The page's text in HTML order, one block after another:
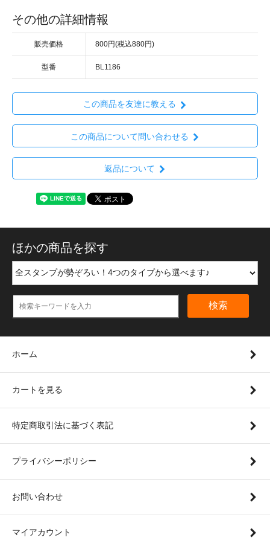
その他の詳細情報
販売価格 800円(税込880円)
型番 BL1186
この商品を友達に教える
この商品について問い合わせる
返品について
ほかの商品を探す
検索
ホーム
カートを見る
特定商取引法に基づく表記
プライバシーポリシー
お問い合わせ
マイアカウント